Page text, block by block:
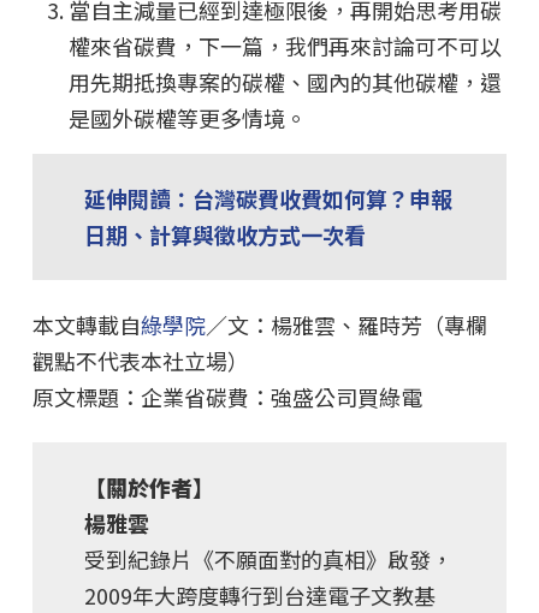
當自主減量已經到達極限後，再開始思考用碳
權來省碳費，下一篇，我們再來討論可不可以
用先期抵換專案的碳權、國內的其他碳權，還
是國外碳權等更多情境。
延伸閱讀：台灣碳費收費如何算？申報
日期、計算與徵收方式一次看
本文轉載自綠學院／文：楊雅雲、羅時芳（專欄
觀點不代表本社立場）
原文標題：企業省碳費：強盛公司買綠電
【關於作者】
楊雅雲
受到紀錄片《不願面對的真相》啟發，
2009年大跨度轉行到台達電子文教基